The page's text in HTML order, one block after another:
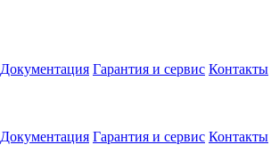
Документация Гарантия и сервис Контакты
Документация Гарантия и сервис Контакты